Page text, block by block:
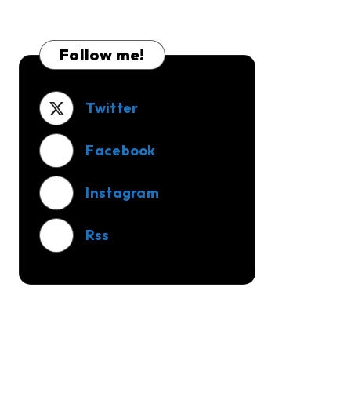
Setelah
SelesaiFollow me!
Twitter
Facebook
Instagram
Rss